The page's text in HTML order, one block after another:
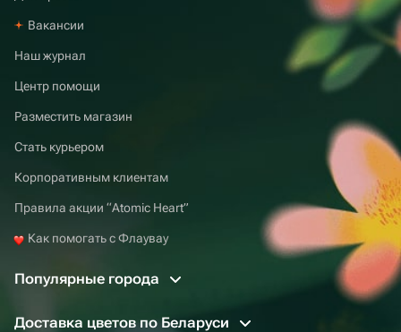
Вакансии
Наш журнал
Центр помощи
Разместить магазин
Стать курьером
Корпоративным клиентам
Правила акции “Atomic Heart”
Как помогать с Флаувау
Популярные города
Доставка цветов по Беларуси